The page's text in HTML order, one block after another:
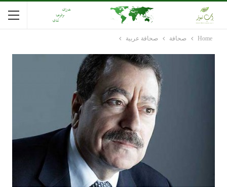
Home صحافة صحافة عربية